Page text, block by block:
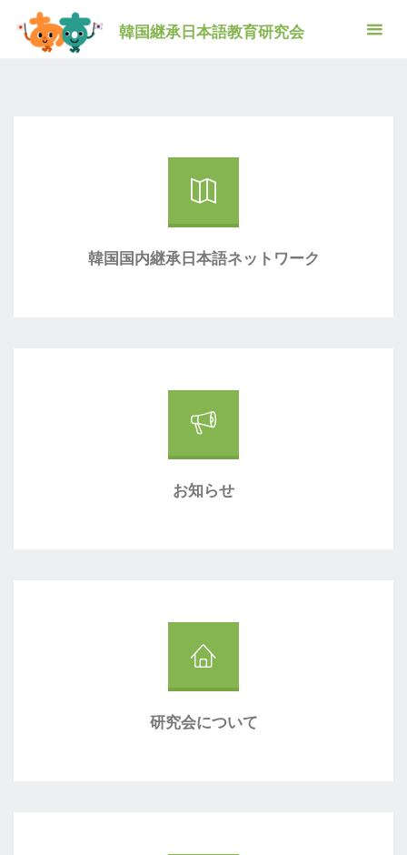
韓国継承日本語教育研究会
韓国継承日本語教育研究会
韓国国内継承日本語ネットワーク
お知らせ
研究会について